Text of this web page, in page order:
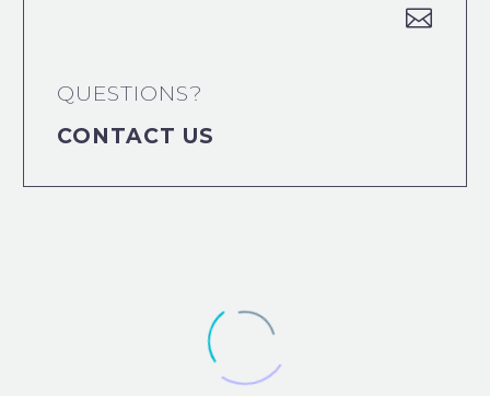


QUESTIONS?
CONTACT US